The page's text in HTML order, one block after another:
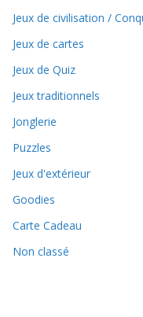
Jeux de civilisation /
Jeux de cartes
Jeux de Quiz
Jeux traditionnels
Jonglerie
Puzzles
Jeux d'extérieur
Goodies
Carte Cadeau
Non classé